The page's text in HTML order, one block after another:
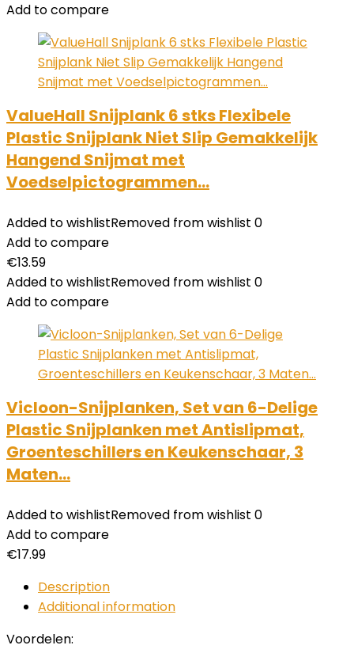
Add to compare
ValueHall Snijplank 6 stks Flexibele
Plastic Snijplank Niet Slip Gemakkelijk
Hangend Snijmat met
Voedselpictogrammen…
Added to wishlistRemoved from wishlist 0
Add to compare
€13.59
Added to wishlistRemoved from wishlist 0
Add to compare
Vicloon-Snijplanken, Set van 6-Delige
Plastic Snijplanken met Antislipmat,
Groenteschillers en Keukenschaar, 3
Maten…
Added to wishlistRemoved from wishlist 0
Add to compare
€17.99
Description
Additional information
Voordelen: